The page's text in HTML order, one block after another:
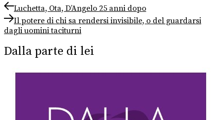
Navigazione
articoli
Previous
post:
Luchetta, Ota, D’Angelo 25 anni dopo
Next
post:
Il potere di chi sa rendersi invisibile, o del guardarsi
dagli uomini taciturni
Dalla parte di lei